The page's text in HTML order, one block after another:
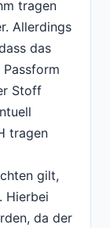
tragen
Allerdings
das
Stoff
tragen
gilt,
Hierbei
da der